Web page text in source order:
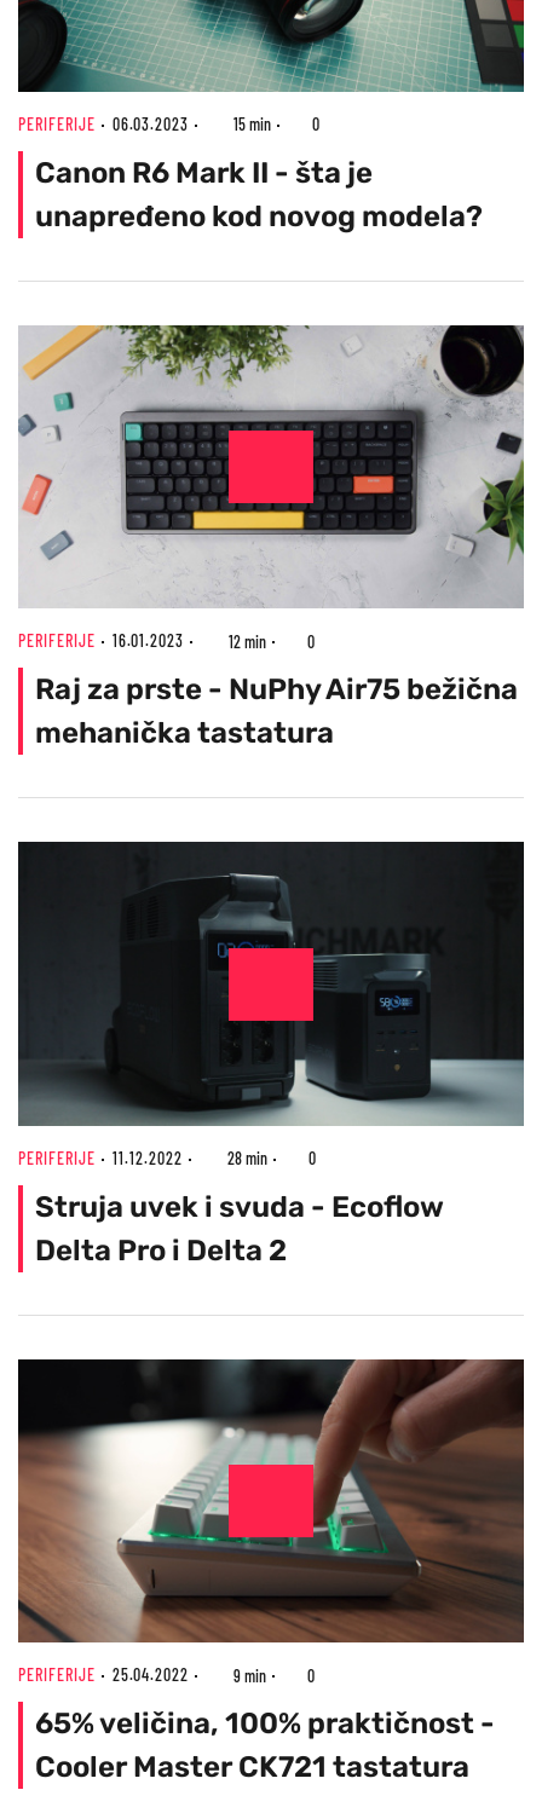
PERIFERIJE 06.03.2023 15 min 0
Canon R6 Mark II - šta je
unapređeno kod novog modela?
PERIFERIJE 16.01.2023 12 min 0
Raj za prste - NuPhy Air75 bežična
mehanička tastatura
PERIFERIJE 11.12.2022 28 min 0
Struja uvek i svuda - Ecoflow
Delta Pro i Delta 2
PERIFERIJE 25.04.2022 9 min 0
65% veličina, 100% praktičnost -
Cooler Master CK721 tastatura